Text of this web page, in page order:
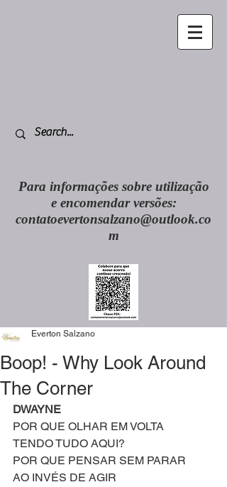
Para informações sobre utilização
e encomendar versões:
contatoevertonsalzano@outlook.co
m
Boop! - Why Look Around
The Corner
Everton Salzano
DWAYNE
POR QUE OLHAR EM VOLTA
TENDO TUDO AQUI?
POR QUE PENSAR SEM PARAR
AO INVÉS DE AGIR